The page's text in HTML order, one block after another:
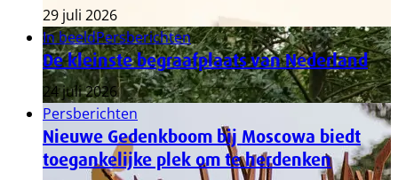
29 juli 2026
In beeldPersberichten
De kleinste begraafplaats van Nederland
24 juli 2026
Persberichten
Nieuwe Gedenkboom bij Moscowa biedt
toegankelijke plek om te herdenken